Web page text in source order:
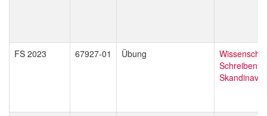
FS 2023 67927-01 Übung
Schreiben